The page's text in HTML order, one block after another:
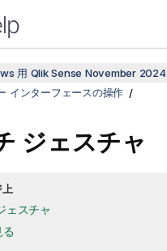
用 Qlik Sense November 2024
インターフェースの操作
ジェスチャ
ェスチャ
る